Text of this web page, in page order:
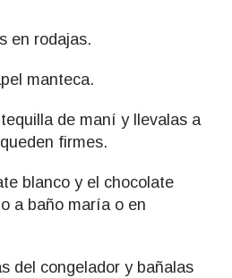
en rodajas.
manteca.
de maní y llevalas a
firmes.
blanco y el chocolate
a baño maría o en
del congelador y bañalas